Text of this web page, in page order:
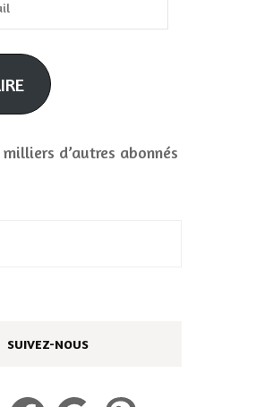
milliers d’autres abonnés
SUIVEZ-NOUS
Facebook Google Pinterest